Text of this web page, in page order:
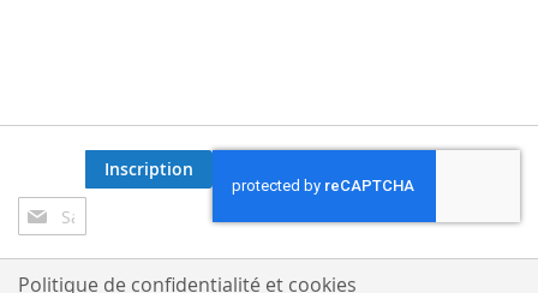
Inscription
à
notre
lettre
Inscription
Politique de confidentialité et cookies